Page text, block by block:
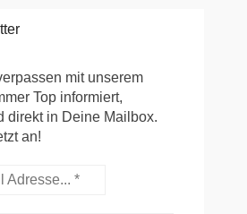
mit unserem
Top informiert,
direkt in Deine Mailbox.
an!